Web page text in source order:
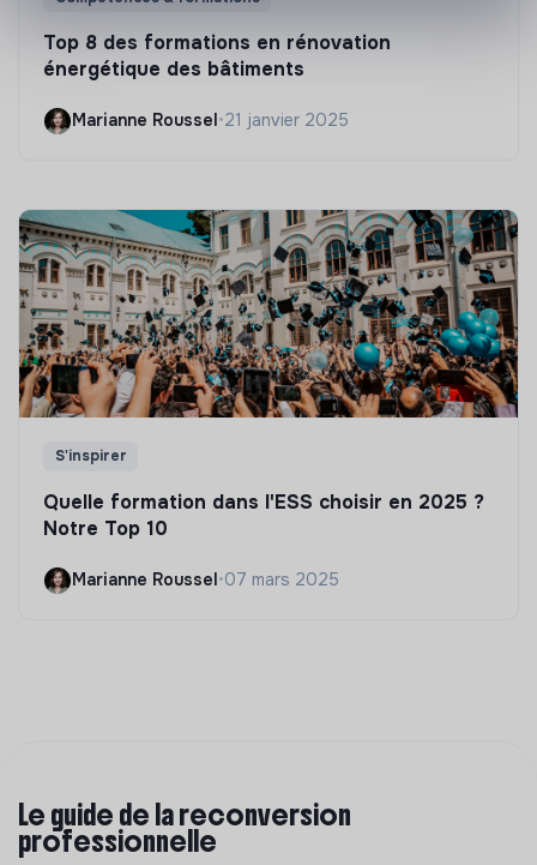
Top 8 des formations en rénovation
énergétique des bâtiments
Marianne Roussel •21 janvier 2025
S'inspirer
Quelle formation dans l'ESS choisir en 2025 ?
Notre Top 10
Marianne Roussel•07 mars 2025
Le guide de la reconversion
professionnelle